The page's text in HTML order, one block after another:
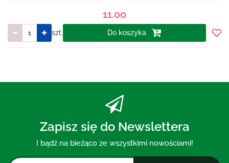
11.00
szt. Do koszyka
Zapisz się do Newslettera
I bądź na bieżąco ze wszystkimi nowościami!